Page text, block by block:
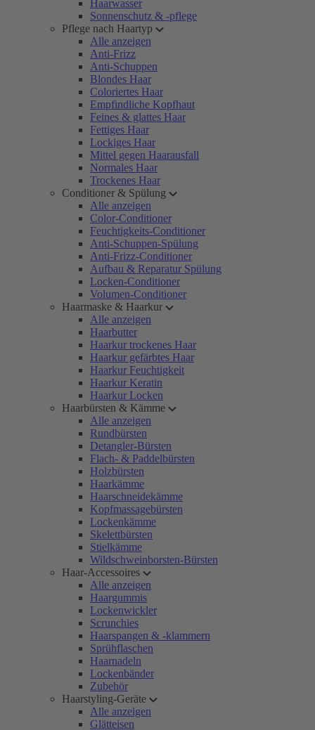
Haarwasser
Sonnenschutz & -pflege
Pflege nach Haartyp
Alle anzeigen
Anti-Frizz
Anti-Schuppen
Blondes Haar
Coloriertes Haar
Empfindliche Kopfhaut
Feines & glattes Haar
Fettiges Haar
Lockiges Haar
Mittel gegen Haarausfall
Normales Haar
Trockenes Haar
Conditioner & Spülung
Alle anzeigen
Color-Conditioner
Feuchtigkeits-Conditioner
Anti-Schuppen-Spülung
Anti-Frizz-Conditioner
Aufbau & Reparatur Spülung
Locken-Conditioner
Volumen-Conditioner
Haarmaske & Haarkur
Alle anzeigen
Haarbutter
Haarkur trockenes Haar
Haarkur gefärbtes Haar
Haarkur Feuchtigkeit
Haarkur Keratin
Haarkur Locken
Haarbürsten & Kämme
Alle anzeigen
Rundbürsten
Detangler-Bürsten
Flach- & Paddelbürsten
Holzbürsten
Haarkämme
Haarschneidekämme
Kopfmassagebürsten
Lockenkämme
Skelettbürsten
Stielkämme
Wildschweinborsten-Bürsten
Haar-Accessoires
Alle anzeigen
Haargummis
Lockenwickler
Scrunchies
Haarspangen & -klammern
Sprühflaschen
Haarnadeln
Lockenbänder
Zubehör
Haarstyling-Geräte
Alle anzeigen
Glätteisen